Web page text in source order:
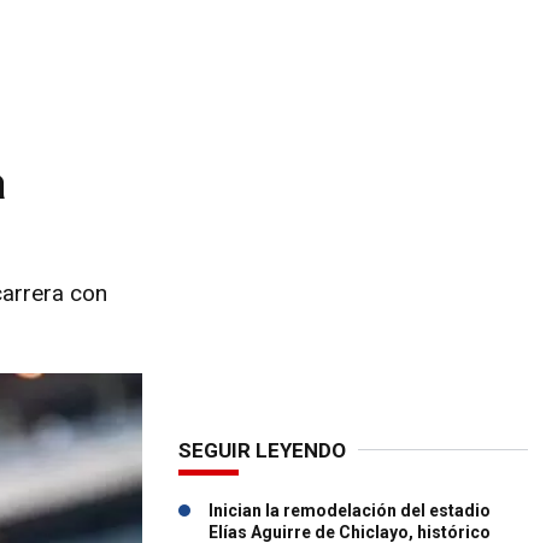
con
SEGUIR LEYENDO
Inician la remodelación del estadio
Elías Aguirre de Chiclayo, histórico